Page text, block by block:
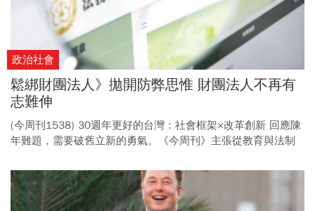
政治社會
鬆綁財團法人》拋開防弊思惟 財團法人不再有
志難伸
(今周刊1538) 30週年更好的台灣：社會框架×改革創新 回應陳
年難題，需要破舊立新的勇氣。《今周刊》主張從教育與法制
籲破除高教評鑑迷思，以務實立場面對自身不足。 (倡議11) 在
台灣，有善心的富豪很多，他們希望將財產投入成立基金會做
公益， 但錯誤的《財團法人法》設計，防小人也苦了君子，降